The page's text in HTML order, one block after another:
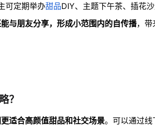
可定期举办甜品DIY、主题下午茶、插花
与朋友分享，形成小范围内的自传播，带
？
适合高颜值甜品和社交场景。可以通过